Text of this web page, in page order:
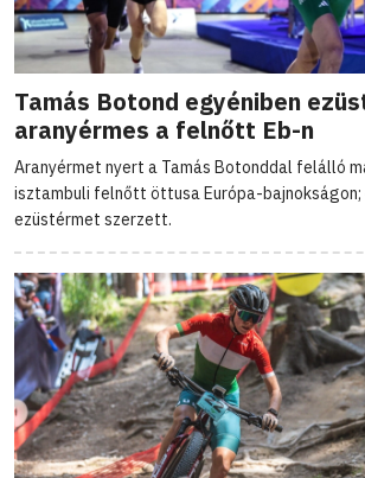
Tamás Botond egyéniben
aranyérmes a felnőtt Eb-n
Aranyérmet nyert a Tamás Botonddal felálló
isztambuli felnőtt öttusa Európa-bajnokságon;
ezüstérmet szerzett.